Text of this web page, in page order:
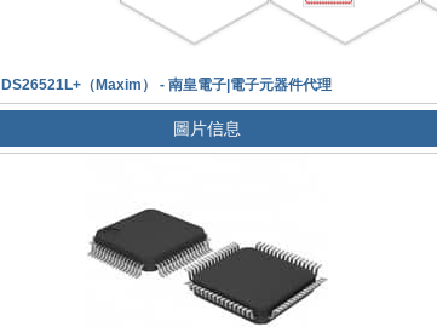
DS26521L+（Maxim） - 南皇電子|電子元器件代理
圖片信息